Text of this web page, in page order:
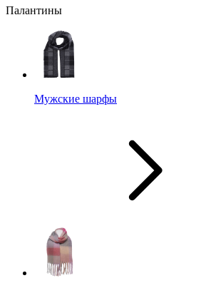
Палантины
Мужские шарфы